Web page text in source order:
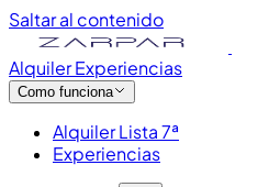
Saltar al contenido
Alquiler Experiencias
Como funciona
Alquiler Lista 7ª
Experiencias